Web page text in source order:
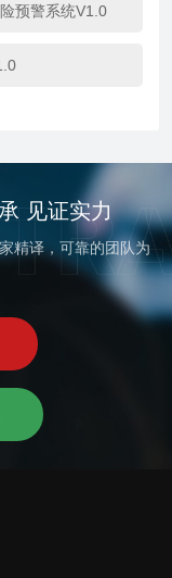
预警系统V1.0
见证实力
精译，可靠的团队为